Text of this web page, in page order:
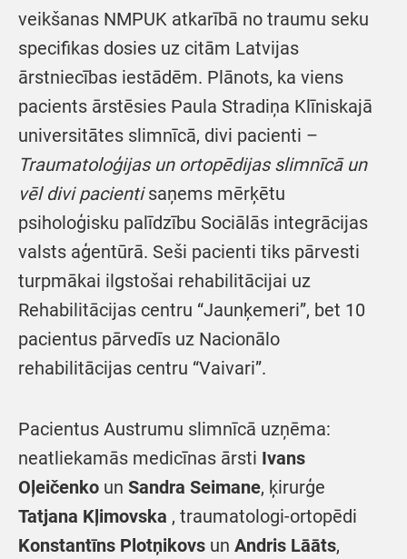
veikšanas NMPUK atkarībā no traumu seku
specifikas dosies uz citām Latvijas
ārstniecības iestādēm. Plānots, ka viens
pacients ārstēsies Paula Stradiņa Klīniskajā
universitātes slimnīcā, divi pacienti –
Traumatoloģijas un ortopēdijas slimnīcā un
vēl divi pacientisaņems mērķētu
psiholoģisku palīdzību Sociālās integrācijas
valsts aģentūrā. Seši pacienti tiks pārvesti
turpmākai ilgstošai rehabilitācijai uz
Rehabilitācijas centru “Jaunķemeri”, bet 10
pacientus pārvedīs uz Nacionālo
rehabilitācijas centru “Vaivari”.
Pacientus Austrumu slimnīcā uzņēma:
neatliekamās medicīnas ārsti Ivans
Oļeičenko un Sandra Seimane, ķirurģe
Tatjana Kļimovska , traumatologi-ortopēdi
Konstantīns Plotņikovs un Andris Lāāts,